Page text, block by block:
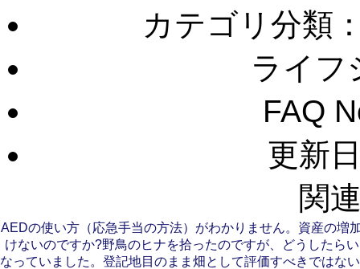
カテゴリ分類
ライフ
FAQ
更新
関
AEDの使い方（応急手当の方法）がわかりません。 資産の増
けないのですか?野鳥のヒナを拾ったのですが、どうしたら
なっていました。登記地目のまま畑として評価すべきではな